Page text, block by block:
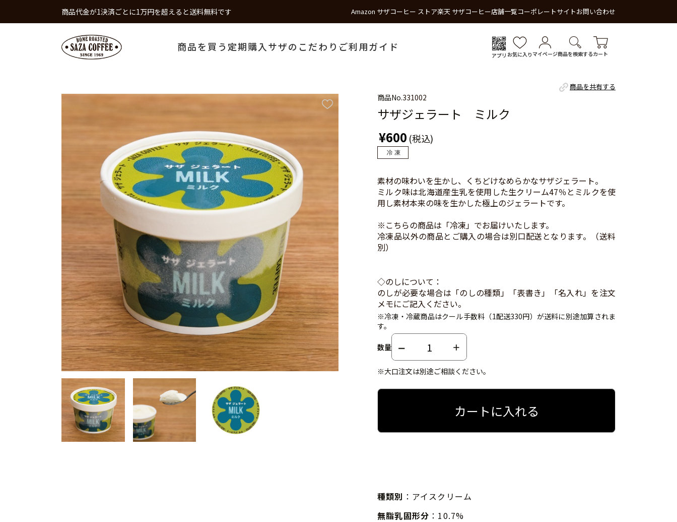
商品代金が1決済ごとに1万円を超えると送料無料です Amazon サザコーヒー ストア楽天 サザコーヒー店舗一覧コーポレートサイトお問い合わせ
商品を買う 定期購入 サザのこだわり ご利用ガイド
アプリ お気に入り マイページ商品を検索するカート
商品を共有する
商品No.331002
サザジェラート ミルク
¥600 (税込)
素材の味わいを生かし、くちどけなめらかなサザジェラート。
ミルク味は北海道産生乳を使用した生クリーム47％とミルクを使
用し素材本来の味を生かした極上のジェラートです。
※こちらの商品は「冷凍」でお届けいたします。
冷凍品以外の商品とご購入の場合は別口配送となります。（送料
別）
◇のしについて：
のしが必要な場合は「のしの種類」「表書き」「名入れ」を注文
メモにご記入ください。
※冷凍・冷蔵商品はクール手数料（1配送330円）が送料に別途加算されま
す。
数量
※大口注文は別途ご相談ください。
カートに入れる
種類別 ：アイスクリーム
無脂乳固形分 ：10.7%